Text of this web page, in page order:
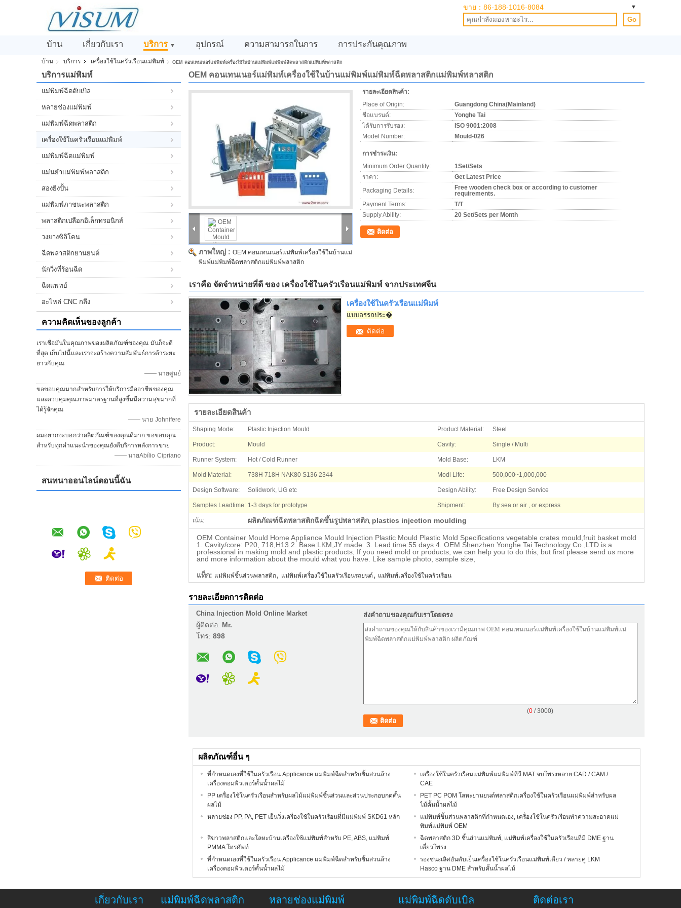
ขาย： 86-188-1016-8084
Go
บ้าน เกี่ยวกับเรา บริการ ▼ อุปกรณ์ ความสามารถในการ การประกันคุณภาพ
บ้าน บริการ เครื่องใช้ในครัวเรือนแม่พิมพ์ OEM คอนเทนเนอร์แม่พิมพ์เครื่องใช้ในบ้านแม่พิมพ์แม่พิมพ์ฉีดพลาสติกแม่พิมพ์พลาสติก
บริการแม่พิมพ์
แม่พิมพ์ฉีดดับเบิล
หลายช่องแม่พิมพ์
แม่พิมพ์ฉีดพลาสติก
เครื่องใช้ในครัวเรือนแม่พิมพ์
แม่พิมพ์ฉีดแม่พิมพ์
แม่นยำแม่พิมพ์พลาสติก
สองยิงปั้น
แม่พิมพ์ภาชนะพลาสติก
พลาสติกเปลือกอิเล็กทรอนิกส์
วงยางซิลิโคน
ฉีดพลาสติกยานยนต์
นักวิ่งที่ร้อนฉีด
ฉีดแพทย์
อะไหล่ CNC กลึง
ความคิดเห็นของลูกค้า
เราเชื่อมั่นในคุณภาพของผลิตภัณฑ์ของคุณ มันก็จะดี
ที่สุด เก็บไปนี้และเราจะสร้างความสัมพันธ์การค้าระยะ
ยาวกับคุณ
—— นายศูนย์
ขอขอบคุณมากสำหรับการให้บริการมืออาชีพของคุณ
และควบคุมคุณภาพมาตรฐานที่สูงขึ้นมีความสุขมากที่
ได้รู้จักคุณ
—— นาย Johnifere
ผมอยากจะบอกว่าผลิตภัณฑ์ของคุณดีมาก ขอขอบคุณ
สำหรับทุกคำแนะนำของคุณยังดีบริการหลังการขาย
—— นายAbílio Cipriano
สนทนาออนไลน์ตอนนี้ฉัน
OEM คอนเทนเนอร์แม่พิมพ์เครื่องใช้ในบ้านแม่พิมพ์แม่พิมพ์ฉีดพลาสติกแม่พิมพ์พลาสติก
ภาพใหญ่ : OEM คอนเทนเนอร์แม่พิมพ์เครื่องใช้ในบ้านแม่
พิมพ์แม่พิมพ์ฉีดพลาสติกแม่พิมพ์พลาสติก
รายละเอียดสินค้า:
Place of Origin:
Guangdong China(Mainland)
ชื่อแบรนด์:
Yonghe Tai
ได้รับการรับรอง:
ISO 9001:2008
Model Number:
Mould-026
การชำระเงิน:
Minimum Order Quantity:
1Set/Sets
ราคา:
Get Latest Price
Packaging Details:
Free wooden check box or according to customer
requirements.
Payment Terms:
T/T
Supply Ability:
20 Set/Sets per Month
ติดต่อ
เราคือ จัดจำหน่ายที่ดี ของ เครื่องใช้ในครัวเรือนแม่พิมพ์ จากประเทศจีน
เครื่องใช้ในครัวเรือนแม่พิมพ์
แบบอรรถประ�
ติดต่อ
รายละเอียดสินค้า
Shaping Mode: Plastic Injection Mould Product Material: Steel
Product: Mould Cavity: Single / Multi
Runner System: Hot / Cold Runner Mold Base: LKM
Mold Material: 738H 718H NAK80 S136 2344 Modl Life: 500,000~1,000,000
Design Software: Solidwork, UG etc Design Ability: Free Design Service
Samples Leadtime: 1-3 days for prototype Shipment: By sea or air , or express
เน้น: ผลิตภัณฑ์ฉีดพลาสติกฉีดขึ้นรูปพลาสติก, plastics injection moulding
OEM Container Mould Home Appliance Mould Injection Plastic Mould Plastic Mold Specifications vegetable crates mould,fruit basket mold
1. Cavity/core: P20, 718,H13 2. Base:LKM,JY made. 3. Lead time:55 days 4. OEM Shenzhen Yonghe Tai Technology Co.,LTD is a
professional in making mold and plastic products, If you need mold or products, we can help you to do this, but first please send us more
and more information about the mould what you have. Like sample photo, sample size,
แท็ก: แม่พิมพ์ชิ้นส่วนพลาสติก, แม่พิมพ์เครื่องใช้ในครัวเรือนรถยนต์ , แม่พิมพ์เครื่องใช้ในครัวเรือน
รายละเอียดการติดต่อ
China Injection Mold Online Market
ผู้ติดต่อ: Mr.
โทร: 898
ส่งคำถามของคุณกับเราโดยตรง
(0 / 3000)
ผลิตภัณฑ์อื่น ๆ
ที่กำหนดเองที่ใช้ในครัวเรือน Applicance แม่พิมพ์ฉีดสำหรับชิ้นส่วนล้าง
เครื่องคอมพิวเตอร์คั้นน้ำผลไม้
เครื่องใช้ในครัวเรือนแม่พิมพ์แม่พิมพ์ทีวี MAT จบโพรงหลาย CAD / CAM /
CAE
PP เครื่องใช้ในครัวเรือนสำหรับผลไม้แม่พิมพ์ชิ้นส่วนและส่วนประกอบกดคั้น
ผลไม้
PET PC POM โลหะยานยนต์พลาสติกเครื่องใช้ในครัวเรือนแม่พิมพ์สำหรับผล
ไม้คั้นน้ำผลไม้
หลายช่อง PP, PA, PET เย็นวิ่งเครื่องใช้ในครัวเรือนที่มีแม่พิมพ์ SKD61 หลัก
แม่พิมพ์ชิ้นส่วนพลาสติกที่กำหนดเอง, เครื่องใช้ในครัวเรือนทำความสะอาดแม่
พิมพ์แม่พิมพ์ OEM
สีขาวพลาสติกและโลหะบ้านเครื่องใช้แม่พิมพ์สำหรับ PE, ABS, แม่พิมพ์
PMMA โทรศัพท์
ฉีดพลาสติก 3D ชิ้นส่วนแม่พิมพ์, แม่พิมพ์เครื่องใช้ในครัวเรือนที่มี DME ฐาน
เดี่ยวโพรง
ที่กำหนดเองที่ใช้ในครัวเรือน Applicance แม่พิมพ์ฉีดสำหรับชิ้นส่วนล้าง
เครื่องคอมพิวเตอร์คั้นน้ำผลไม้
รองชนะเลิศอันดับเย็นเครื่องใช้ในครัวเรือนแม่พิมพ์เดียว / หลายคู่ LKM
Hasco ฐาน DME สำหรับคั้นน้ำผลไม้
เกี่ยวกับเรา แม่พิมพ์ฉีดพลาสติก หลายช่องแม่พิมพ์ แม่พิมพ์ฉีดดับเบิล ติดต่อเรา